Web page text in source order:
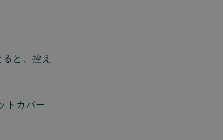
と、控え
トカバー